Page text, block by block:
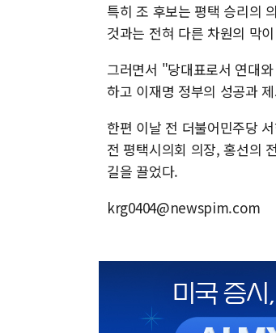
특히 조 후보는 평택 승리의
것과는 전혀 다른 차원의 막
그러면서 "당대표로서 연대
하고 이재명 정부의 성공과
한편 이날 전 더불어민주당
전 평택시의회 의장, 홍선의
길을 끌었다.
krg0404@newspim.com